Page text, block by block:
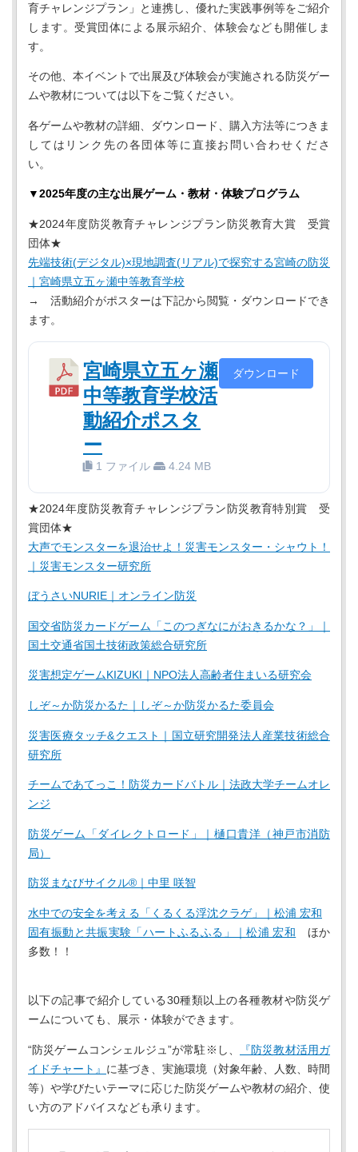
育チャレンジプラン」と連携し、優れた実践事例等をご紹介
します。受賞団体による展示紹介、体験会なども開催しま
す。
その他、本イベントで出展及び体験会が実施される防災ゲー
ムや教材については以下をご覧ください。
各ゲームや教材の詳細、ダウンロード、購入方法等につきま
してはリンク先の各団体等に直接お問い合わせくださ
い。
▼2025年度の主な出展ゲーム・教材・体験プログラム
★2024年度防災教育チャレンジプラン防災教育大賞 受賞
団体★
先端技術(デジタル)×現地調査(リアル)で探究する宮崎の防災
｜宮崎県立五ヶ瀬中等教育学校
→ 活動紹介がポスターは下記から閲覧・ダウンロードでき
ます。
宮崎県立五ヶ瀬
中等教育学校活
動紹介ポスタ
ー
1 ファイル 4.24 MB
ダウンロード
★2024年度防災教育チャレンジプラン防災教育特別賞 受
賞団体★
大声でモンスターを退治せよ！災害モンスター・シャウト！
｜災害モンスター研究所
ぼうさいNURIE｜オンライン防災
国交省防災カードゲーム「このつぎなにがおきるかな？」｜
国土交通省国土技術政策総合研究所
災害想定ゲームKIZUKI｜NPO法人高齢者住まいる研究会
しぞ～か防災かるた｜しぞ～か防災かるた委員会
災害医療タッチ&クエスト｜国立研究開発法人産業技術総合
研究所
チームであてっこ！防災カードバトル｜法政大学チームオレ
ンジ
防災ゲーム「ダイレクトロード」｜樋口貴洋（神戸市消防
局）
防災まなびサイクル®︎｜中里 咲智
水中での安全を考える「くるくる浮沈クラゲ」｜松浦 宏和
固有振動と共振実験「ハートふるふる」｜松浦 宏和
ほか
多数！！
以下の記事で紹介している30種類以上の各種教材や防災ゲ
ームについても、展示・体験ができます。
“防災ゲームコンシェルジュ”が常駐※し、
『防災教材活用ガ
イドチャート』 に基づき、実施環境（対象年齢、人数、時間
等）や学びたいテーマに応じた防災ゲームや教材の紹介、使
い方のアドバイスなども承ります。